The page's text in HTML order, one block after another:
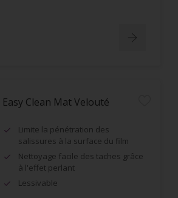
Clean Mat Velouté
Limite la pénétration des
salissures à la surface du film
Nettoyage facile des taches grâce
à l'effet perlant
Lessivable